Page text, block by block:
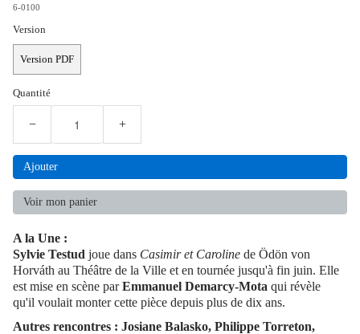
6-0100
Version
Version PDF
Quantité
− +
Ajouter
Voir mon panier
A la Une :
Sylvie Testud joue dans Casimir et Caroline de Ödön von
Horváth au Théâtre de la Ville et en tournée jusqu'à fin juin. Elle
est mise en scène parEmmanuel Demarcy-Mota qui révèle
qu'il voulait monter cette pièce depuis plus de dix ans.
Autres rencontres : Josiane Balasko, Philippe Torreton,